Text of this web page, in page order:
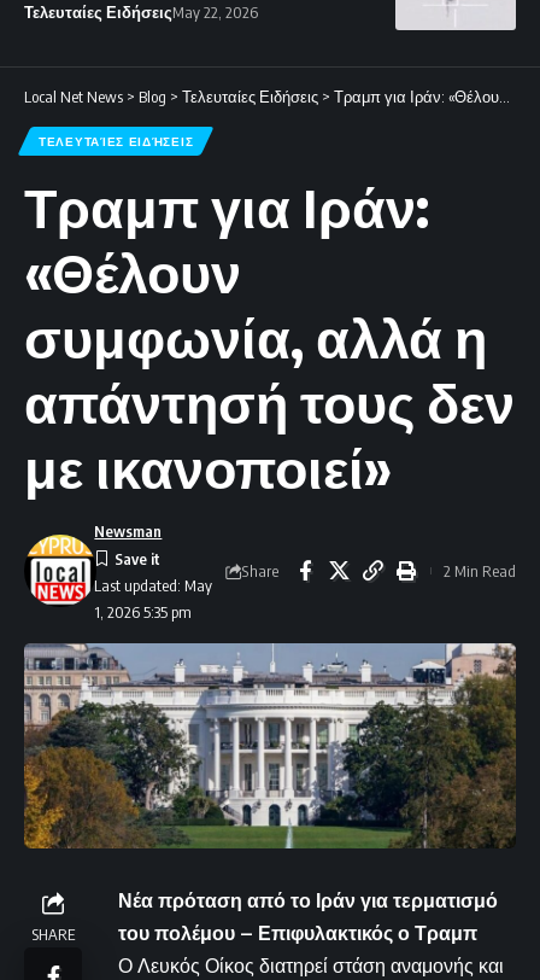
Τελευταίες ΕιδήσειςMay 22, 2026
Local Net News > Blog > Τελευταίες Ειδήσεις > Τραμπ για Ιράν: «Θέλουν συμφωνία, αλλά η απάντησή τους δεν με ικανοποιεί»
ΤΕΛΕΥΤΑΊΕΣ ΕΙΔΉΣΕΙΣ
Τραμπ για Ιράν:
«Θέλουν
συμφωνία, αλλά η
απάντησή τους δεν
με ικανοποιεί»
Last updated: May
1, 2026 5:35 pm
Newsman
Share 2 Min Read
SHARE
Νέα πρόταση από το Ιράν για τερματισμό
του πολέμου – Επιφυλακτικός ο Τραμπ
Ο Λευκός Οίκος διατηρεί στάση αναμονής και